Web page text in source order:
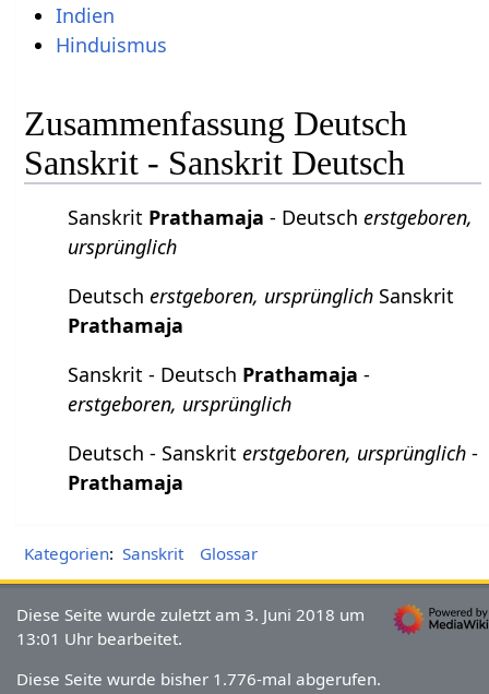
Indien
Hinduismus
Zusammenfassung Deutsch
Sanskrit - Sanskrit Deutsch
Sanskrit Prathamaja - Deutscherstgeboren,
ursprünglich
Deutscherstgeboren, ursprünglich Sanskrit
Prathamaja
Sanskrit - Deutsch Prathamaja -
erstgeboren, ursprünglich
Deutsch - Sanskriterstgeboren, ursprünglich -
Prathamaja
Kategorien: Sanskrit Glossar
Diese Seite wurde zuletzt am 3. Juni 2018 um
13:01 Uhr bearbeitet.
Diese Seite wurde bisher 1.776-mal abgerufen.